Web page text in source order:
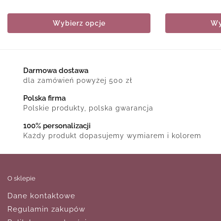
Wybierz opcje
Darmowa dostawa
dla zamówień powyżej 500 zł
Polska firma
Polskie produkty, polska gwarancja
100% personalizacji
Każdy produkt dopasujemy wymiarem i kolorem
O sklepie
Dane kontaktowe
Regulamin zakupów